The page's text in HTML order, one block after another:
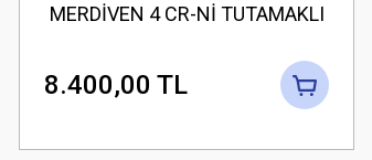
MERDİVEN 4 CR-Nİ TUTAMAKLI
8.400,00 TL